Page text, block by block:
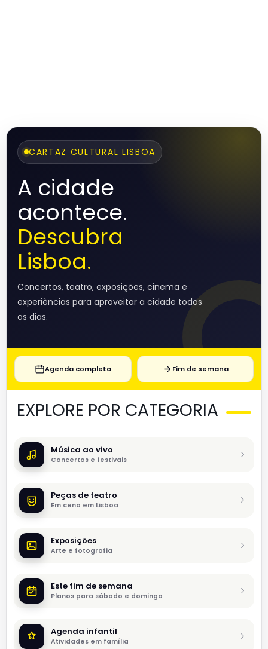
CARTAZ CULTURAL LISBOA
A cidade
acontece.
Descubra
Lisboa.
Concertos, teatro, exposições, cinema e
experiências para aproveitar a cidade todos
os dias.
Agenda completa Fim de semana
EXPLORE POR CATEGORIA
Música ao vivo
Concertos e festivais
Peças de teatro
Em cena em Lisboa
Exposições
Arte e fotografia
Este fim de semana
Planos para sábado e domingo
Agenda infantil
Atividades em família